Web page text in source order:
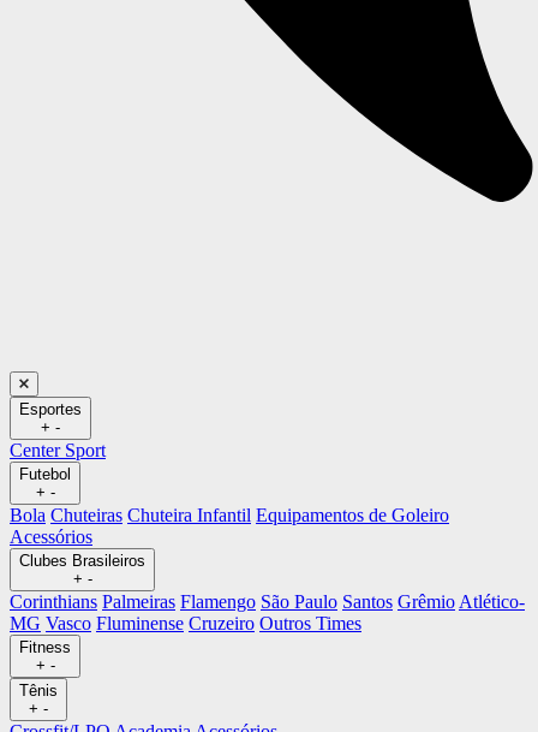
Esportes
+ -
Center Sport
Futebol
+ -
Bola Chuteiras Chuteira Infantil Equipamentos de Goleiro
Acessórios
Clubes Brasileiros
+ -
Corinthians Palmeiras Flamengo São Paulo Santos Grêmio Atlético-
MG Vasco Fluminense Cruzeiro Outros Times
Fitness
+ -
Tênis
+ -